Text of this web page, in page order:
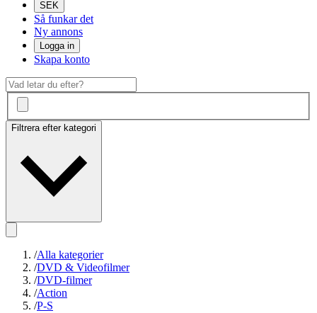
SEK
Så funkar det
Ny annons
Logga in
Skapa konto
Filtrera efter kategori
/Alla kategorier
/DVD & Videofilmer
/DVD-filmer
/Action
/P-S